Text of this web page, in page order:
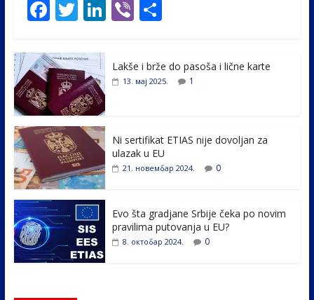
F
e
b
o
o
k
T
itt
er
Li
e
Vi
er
S
ar
e
Lakše i brže do pasoša i lične karte
13. мај 2025. 1
Ni sertifikat ETIAS nije dovoljan za
ulazak u EU
21. новембар 2024. 0
Evo šta gradjane Srbije čeka po novim
pravilima putovanja u EU?
8. октобар 2024. 0